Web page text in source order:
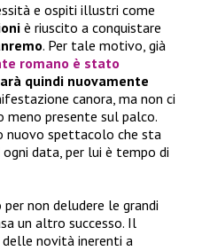
e ospiti illustri come
è riuscito a conquistare
. Per tale motivo, già
romano è stato
quindi nuovamente
canora, ma non ci
meno presente sul palco.
nuovo spettacolo che sta
data, per lui è tempo di
non deludere le grandi
un altro successo. Il
novità inerenti a